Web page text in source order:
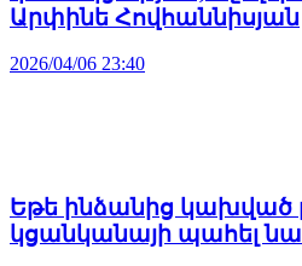
Արփինե Հովհաննիսյան
2026/04/06 23:40
Եթե ինձանից կախված
կցանկանայի պահել